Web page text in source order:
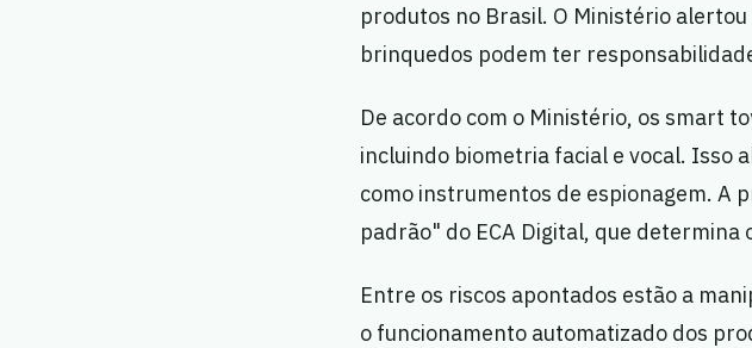
produtos no Brasil. O Ministério
brinquedos podem ter
De acordo com o Ministério, os smart
incluindo biometria facial e vocal. Isso
como instrumentos de espionagem. A
padrão" do ECA Digital, que determina
Entre os riscos apontados estão a
o funcionamento automatizado dos